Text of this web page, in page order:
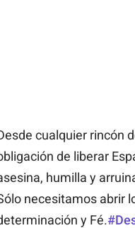
cualquier rincón
de liberar
humilla y
necesitamos abrir
y Fé.